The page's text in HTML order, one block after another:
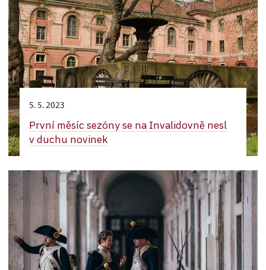
5. 5. 2023
První měsíc sezóny se na Invalidovně nesl
v duchu novinek